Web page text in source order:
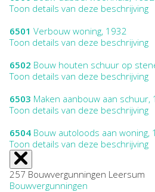
Toon details van deze beschrijving
6501 Verbouw woning, 1932
Toon details van deze beschrijving
6502 Bouw houten schuur op
Toon details van deze beschrijving
6503 Maken aanbouw aan schuur,
Toon details van deze beschrijving
6504 Bouw autoloods aan woning,
Toon details van deze beschrijving
257 Bouwvergunningen Leersum
Bouwvergunningen